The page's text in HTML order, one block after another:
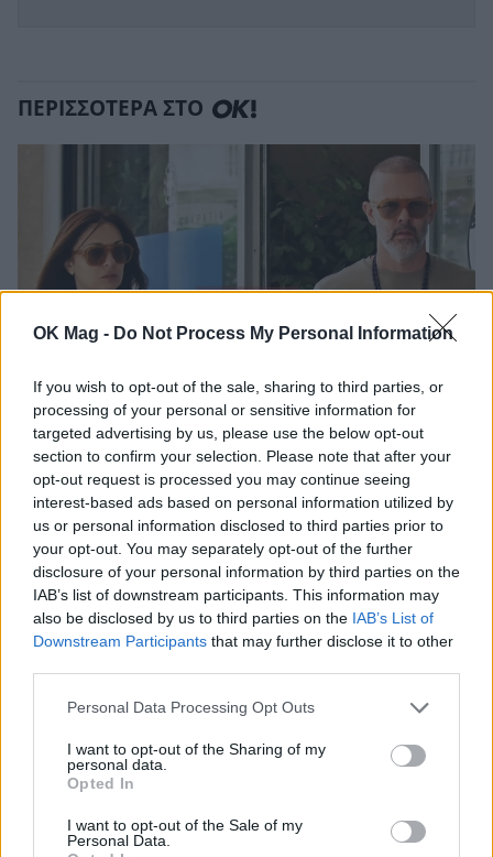
OK Mag - Do Not Process My Personal Information
If you wish to opt-out of the sale, sharing to third parties, or
processing of your personal or sensitive information for
targeted advertising by us, please use the below opt-out
section to confirm your selection. Please note that after your
opt-out request is processed you may continue seeing
interest-based ads based on personal information utilized by
us or personal information disclosed to third parties prior to
your opt-out. You may separately opt-out of the further
disclosure of your personal information by third parties on the
IAB’s list of downstream participants. This information may
also be disclosed by us to third parties on the IAB’s List of
Downstream Participants that may further disclose it to other
Personal Data Processing Opt Outs
I want to opt-out of the Sharing of my
personal data.
Opted In
I want to opt-out of the Sale of my
Personal Data.
ΠΕΡΙΣΣΟΤΕΡΑ ΣΤΟ
Χρήστος Λούλης – Έμιλυ Κολιανδρή: Χαλαρές
στιγμές στη βόλτα τους στο κέντρο της
Αθήνας